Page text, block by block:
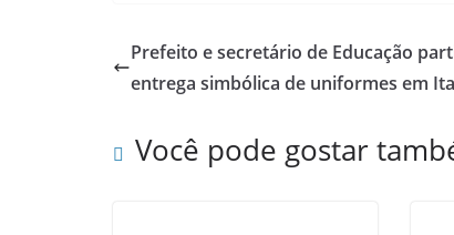
e
b
o
er s
A
p
e
Prefeito e secretário de Educação
entrega simbólica de uniformes em
Você pode gostar